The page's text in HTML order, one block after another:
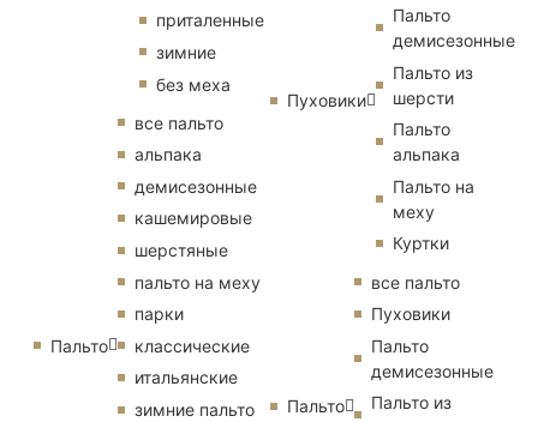
приталенные
зимние
без меха
Пальто
все пальто
альпака
демисезонные
кашемировые
шерстяные
пальто на меху
парки
классические
итальянские
зимние пальто
Пуховики
Пальто
демисезонные
Пальто из
шерсти
Пальто
альпака
Пальто на
меху
Куртки
Пальто
все пальто
Пуховики
Пальто
демисезонные
Пальто из